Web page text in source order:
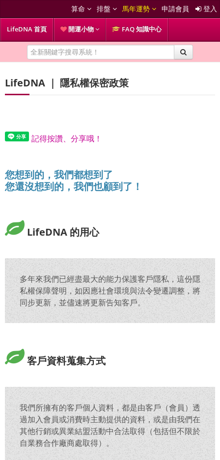
算命 排盤 馬年運勢 申請會員 登入
LifeDNA 首頁 開運小物 FAQ 知識中心
LifeDNA ｜ 隱私權保密政策
記得按讚、分享哦！
您想到的，我們都想到了
您還沒想到的，我們也顧到了！
LifeDNA 的用心
多年來我們已經盡最大的能力保護客戶隱私，這份隱
私權保障聲明，如因應社會環境與法令變遷調整，將
同步更新，並儘速將更新告知客戶。
客戶資料蒐集方式
我們所擁有的客戶個人資料，都是由客戶（會員）透
過加入會員或消費時主動提供的資料，或是由我們在
其他行銷或異業結盟活動中合法取得（包括但不限於
自業務合作廠商處取得）。